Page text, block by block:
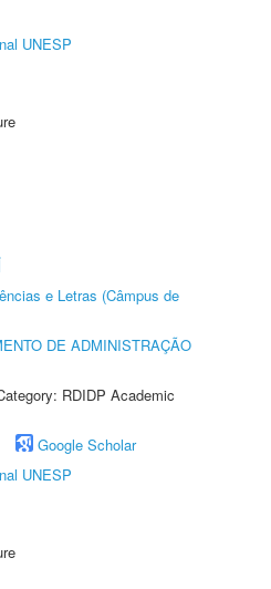
UNESP
e Letras (Câmpus de
DE ADMINISTRAÇÃO
RDIDP Academic
Google Scholar
UNESP